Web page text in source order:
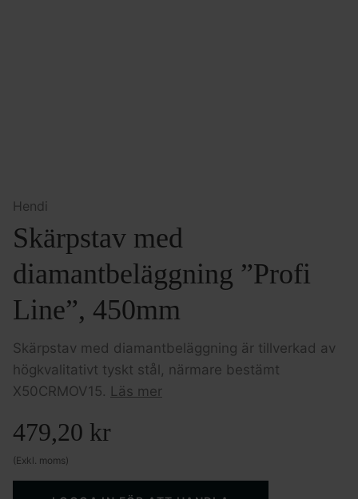
Hendi
Skärpstav med
diamantbeläggning ”Profi
Line”, 450mm
Skärpstav med diamantbeläggning är tillverkad av
högkvalitativt tyskt stål, närmare bestämt
X50CRMOV15. Läs mer
479,20 kr
(Exkl. moms)